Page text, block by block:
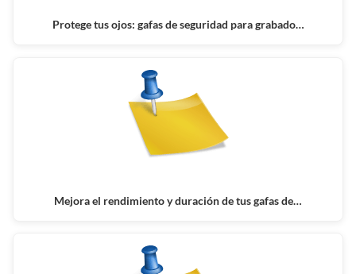
Protege tus ojos: gafas de seguridad para grabado…
Mejora el rendimiento y duración de tus gafas de…